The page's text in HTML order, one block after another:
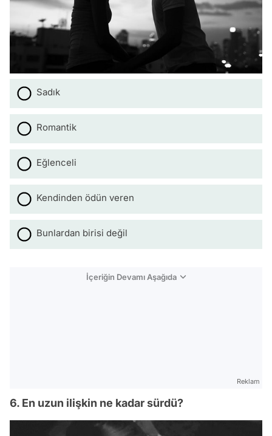
Sadık
Romantik
Eğlenceli
Kendinden ödün veren
Bunlardan birisi değil
İçeriğin Devamı Aşağıda
Reklam
6. En uzun ilişkin ne kadar sürdü?